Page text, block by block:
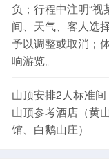
负；行程中注明“
间、天气、客人选
予以调整或取消；
响游览。
山顶安排2人标准
山顶参考酒店（黄
馆、白鹅山庄）